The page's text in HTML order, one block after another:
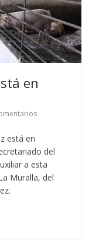
en
está en
del
a esta
Muralla, del